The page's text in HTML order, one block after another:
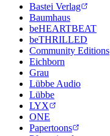
Bastei Verlag
Baumhaus
beHEARTBEAT
beTHRILLED
Community Editions
Eichborn
Grau
Lübbe Audio
Lübbe
LYX
ONE
Papertoons